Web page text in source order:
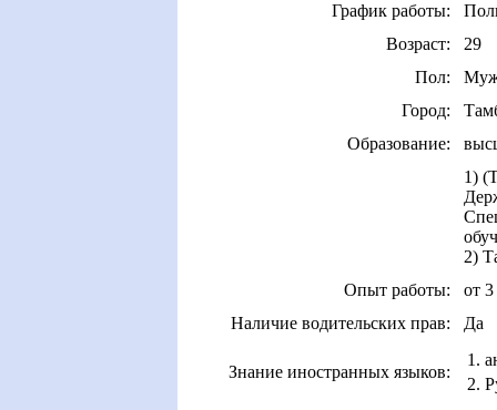
График работы:
Возраст:
29
Пол:
Город:
Образование:
1)
2)
Опыт работы:
от 3
Наличие водительских прав:
Да
Знание иностранных языков:
1.
2.